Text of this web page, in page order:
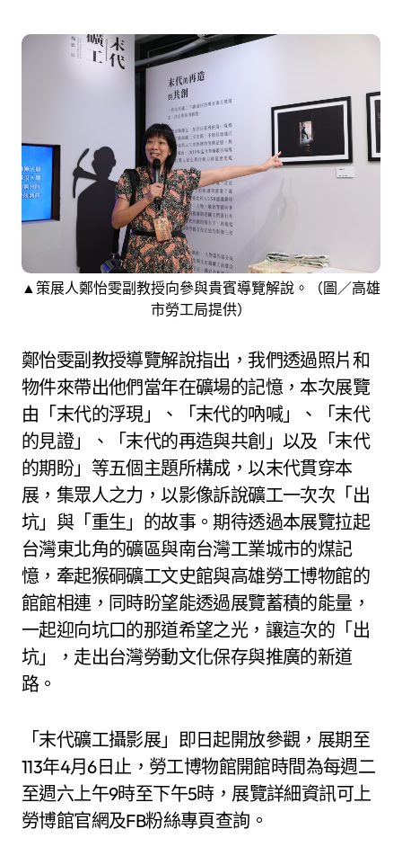
▲策展人鄭怡雯副教授向參與貴賓導覽解說。（圖／高雄
市勞工局提供）
鄭怡雯副教授導覽解說指出，我們透過照片和
物件來帶出他們當年在礦場的記憶，本次展覽
由「末代的浮現」、「末代的吶喊」、「末代
的見證」、「末代的再造與共創」以及「末代
的期盼」等五個主題所構成，以末代貫穿本
展，集眾人之力，以影像訴說礦工一次次「出
坑」與「重生」的故事。期待透過本展覽拉起
台灣東北角的礦區與南台灣工業城市的煤記
憶，牽起猴硐礦工文史館與高雄勞工博物館的
館館相連，同時盼望能透過展覽蓄積的能量，
一起迎向坑口的那道希望之光，讓這次的「出
坑」，走出台灣勞動文化保存與推廣的新道
路。
「末代礦工攝影展」即日起開放參觀，展期至
113年4月6日止，勞工博物館開館時間為每週二
至週六上午9時至下午5時，展覽詳細資訊可上
勞博館官網及FB粉絲專頁查詢。